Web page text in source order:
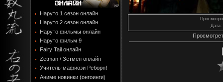
Наруто 1 сезон онлайн
Наруто 2 сезон онлайн
Наруто фильмы онлайн
Наруто фильм 9
Fairy Tail онлайн
Zetman / Зетмен онлайн
Учитель-мафиози Реборн!
Аниме новинки (онгоинги)
Дата: